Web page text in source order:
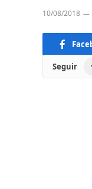
10/08/2018
Seguir